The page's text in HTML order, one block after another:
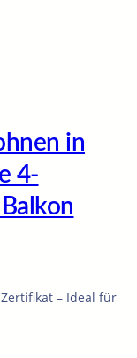
in
4-
– Ideal für